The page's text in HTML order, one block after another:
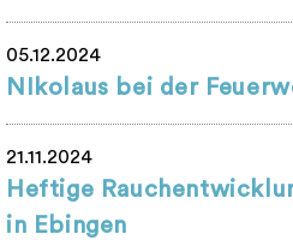
05.12.2024
NIkolaus bei der
21.11.2024
Heftige
in Ebingen